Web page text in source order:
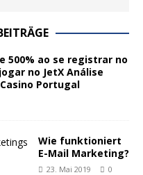
500% ao se registrar no
no JetX Análise
Portugal
Wie funktioniert
E-Mail Marketing?
23. Mai 2019 0